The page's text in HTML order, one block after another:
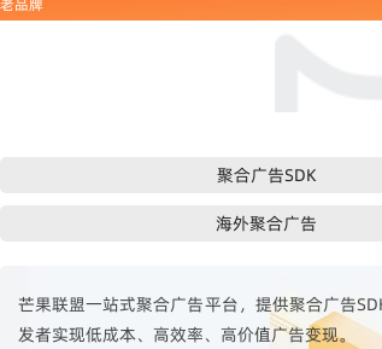
老品牌
聚合广告SDK
海外聚合广告
芒果联盟一站式聚合广告平台，提供聚合广告
发者实现低成本、高效率、高价值广告变现。